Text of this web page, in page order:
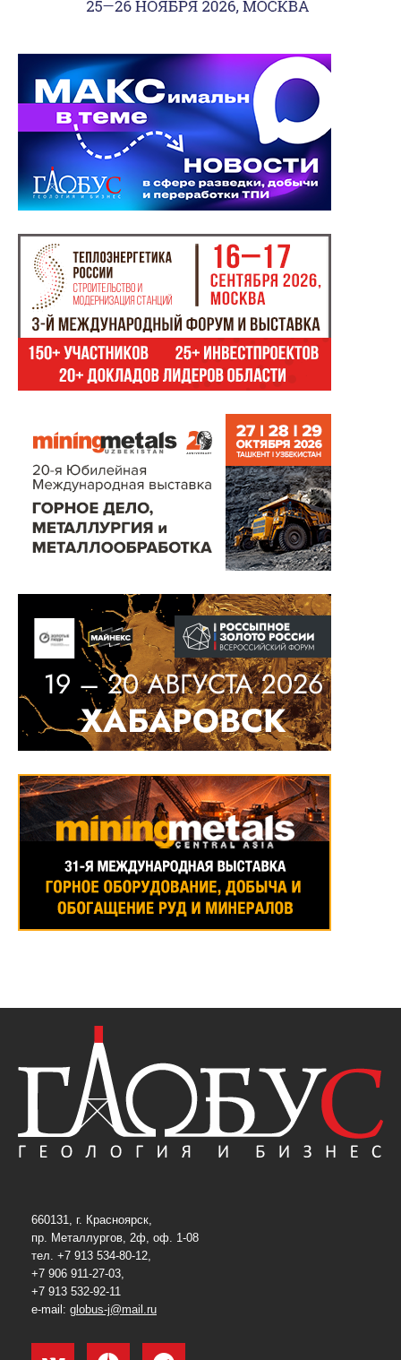
660131, г. Красноярск,
пр. Металлургов, 2ф, оф. 1-08
тел. +7 913 534-80-12,
+7 906 911-27-03,
+7 913 532-92-11
e-mail: globus-j@mail.ru